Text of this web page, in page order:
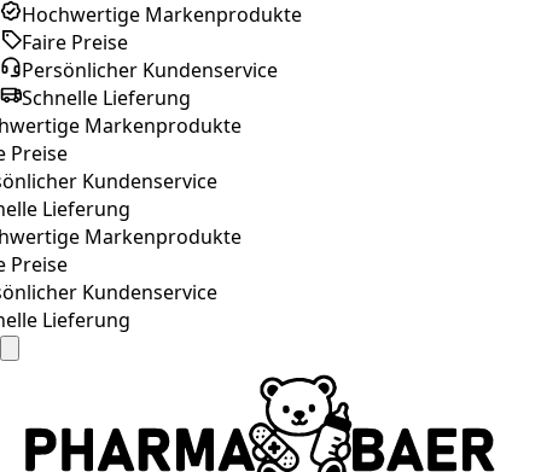
Hochwertige Markenprodukte
Faire Preise
Persönlicher Kundenservice
Schnelle Lieferung
Markenprodukte
Kundenservice
Lieferung
Markenprodukte
Kundenservice
Lieferung